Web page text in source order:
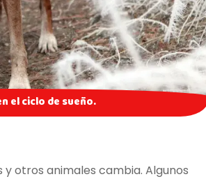
el ciclo de sueño.
otros animales cambia. Algunos